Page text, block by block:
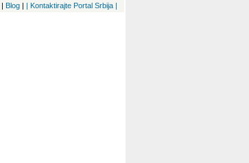
| Blog | | Kontaktirajte Portal Srbija |